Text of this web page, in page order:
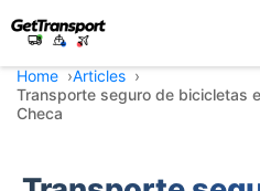
Home
Articles
Transporte seguro de bicicletas
Checa